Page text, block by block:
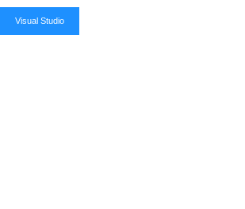
Visual Studio